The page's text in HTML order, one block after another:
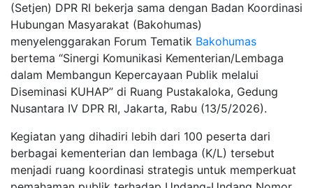
(Setjen) DPR RI bekerja sama dengan Badan Koordinasi
Hubungan Masyarakat (Bakohumas)
menyelenggarakan Forum Tematik Bakohumas
bertema “Sinergi Komunikasi Kementerian/Lembaga
dalam Membangun Kepercayaan Publik melalui
Diseminasi KUHAP” di Ruang Pustakaloka, Gedung
Nusantara IV DPR RI, Jakarta, Rabu (13/5/2026).
Kegiatan yang dihadiri lebih dari 100 peserta dari
berbagai kementerian dan lembaga (K/L) tersebut
menjadi ruang koordinasi strategis untuk memperkuat